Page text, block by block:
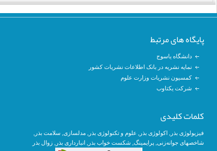
پایگاه های مرتبط
دانشگاه یاسوج
نمایه نشریه در بانک اطلاعات نشریات کشور
کمسیون نشریات وزارت علوم
شرکت یکتاوب
کلمات کلیدی
فیزیولوژی بذر, اکولوژی بذر, علوم و تکنولوژی بذر, مدلسازی, سلامت بذر,
شاخصهای جوانه‌زنی,پرایمینگ, شکست خواب بذر, انبارداری بذر, زوال بذر